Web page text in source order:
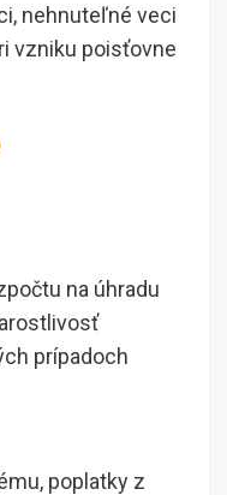
nehnuteľné veci
vzniku poisťovne
na úhradu
prípadoch
poplatky z